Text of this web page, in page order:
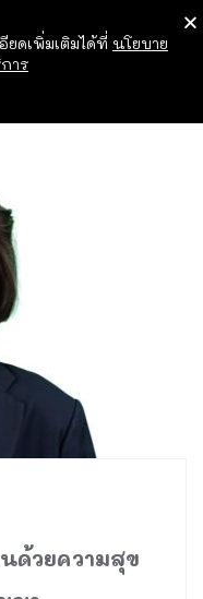
ด้วยความสุข
ยดเพิ่มเติมได้ที่ นโยบาย
าร